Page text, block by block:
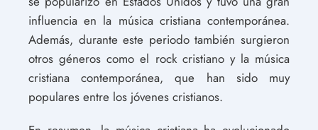
influencia en la música cristiana contemporánea.
Además, durante este periodo también surgieron
otros géneros como el rock cristiano y la música
cristiana contemporánea, que han sido muy
populares entre los jóvenes cristianos.